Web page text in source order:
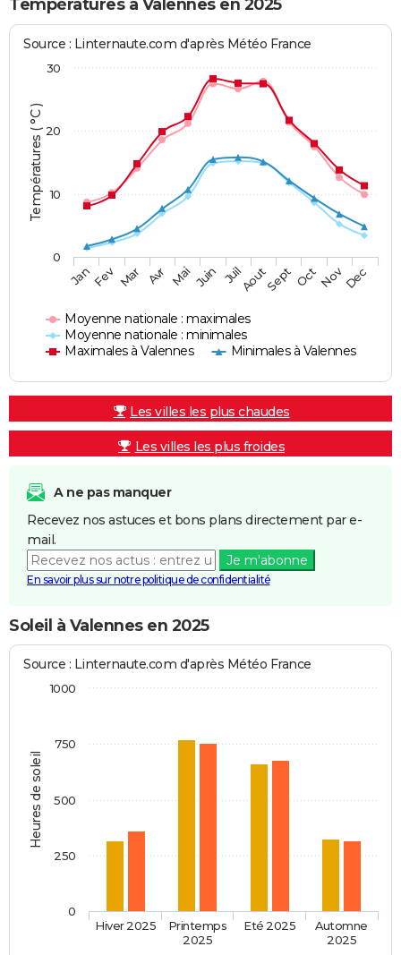
Températures à Valennes en 2025
Températures ( °C )
Source : Linternaute.com d'après Météo France
Moyenne nationale : maximales
Moyenne nationale : minimales
Maximales à Valennes
Minimales à Valennes
JanFev Mar Avr Mai Juin JuilAoutSept OctNovDec
0
10
20
30
Les villes les plus chaudes
Les villes les plus froides
A ne pas manquer
Recevez nos astuces et bons plans directement par e-
mail.
Je m'abonne
En savoir plus sur notre politique de confidentialité
Soleil à Valennes en 2025
Heures de soleil
Source : Linternaute.com d'après Météo France
Hiver 2025
Printemps
2025
Eté 2025
Automne
2025
0
1000
250
500
750